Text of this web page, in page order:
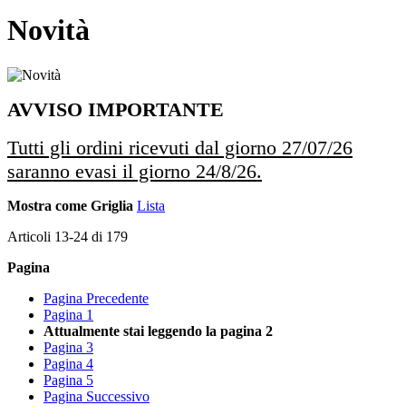
Novità
AVVISO IMPORTANTE
Tutti gli ordini ricevuti dal giorno 27/07/26
saranno evasi il giorno 24/8/26.
Mostra come Griglia Lista
Articoli 13-24 di 179
Pagina
Pagina Precedente
Pagina 1
Attualmente stai leggendo la pagina 2
Pagina 3
Pagina 4
Pagina 5
Pagina Successivo